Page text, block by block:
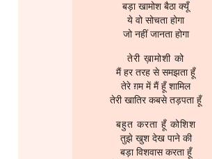
बड़ा खामोश बैठा क्यूँ
ये वो सोचता होगा
जो नहीं जानता होगा
तेरी ख़ामोशी को
मैं हर तरह से समझता हूँ
तेरे ग़म में मैं हूँ शामिल
तेरी खातिर कबसे तड़पता हूँ
बहुत करता हूँ कोशिश
तुझे खुश देख पाने की
बड़ा विशवास करता हूँ